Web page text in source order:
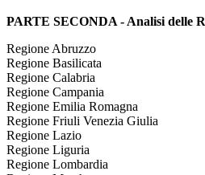
PARTE SECONDA - Analisi delle
Regione Abruzzo
Regione Basilicata
Regione Calabria
Regione Campania
Regione Emilia Romagna
Regione Friuli Venezia Giulia
Regione Lazio
Regione Liguria
Regione Lombardia